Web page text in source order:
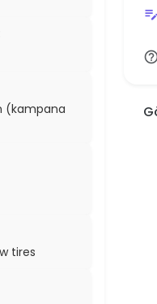
(kampana
tires
edit_note